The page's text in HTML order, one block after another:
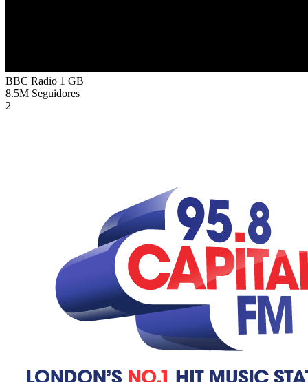
BBC Radio 1 GB
8.5M Seguidores
2